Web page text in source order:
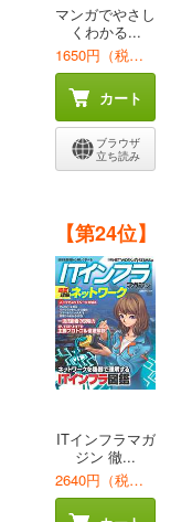
マンガでやさし
くわかる...
1650円（税込）
カート
ブラウザ
立ち読み
【第24位】
ITインフラマガ
ジン 徹...
2640円（税込）